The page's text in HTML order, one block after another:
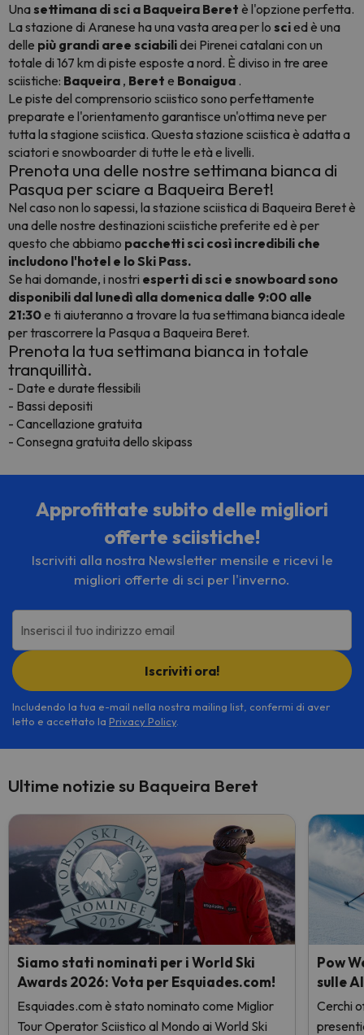
Unasettimana di sci a Baqueira Beret è l'opzione perfetta.
La stazione di Aranese ha una vasta area per lo scied è una
delle più grandi aree sciabilidei Pirenei catalani con un
totale di 167 km di piste esposte a nord. È diviso in tre aree
sciistiche: Baqueira , Beret e Bonaigua .
Le piste del comprensorio sciistico sono perfettamente
preparate e l'orientamento garantisce un'ottima neve per
tutta la stagione sciistica. Questa stazione sciistica è adatta a
sciatori e snowboarder di tutte le età e livelli.
Prenota una delle nostre settimana bianca di
Pasqua per sciare a Baqueira Beret!
Nel caso non lo sapessi, la stazione sciistica di Baqueira Beret è
una delle nostre destinazioni sciistiche preferite ed è per
questo che abbiamo pacchetti sci così incredibili che
includono l'hotel e lo Ski Pass.
Se hai domande, i nostri esperti di sci e snowboard sono
disponibili dal lunedì alla domenica dalle 9:00 alle
21:30e ti aiuteranno a trovare la tua settimana bianca ideale
per trascorrere la Pasqua a Baqueira Beret.
Prenota la tua settimana bianca in totale
tranquillità.
- Date e durate flessibili
- Bassi depositi
- Cancellazione gratuita
- Consegna gratuita dello skipass
Approfittate subito delle migliori
offerte sciistiche!
Iscriviti alla nostra Newsletter mensile e ricevi le
migliori offerte di sci per l'inverno.
Inserisci il tuo indirizzo email
Iscriviti ora!
Includendo la tua e-mail nella nostra mailing list, confermi di aver
letto e accettato la Privacy Policy.
Ultime notizie su Baqueira Beret
Siamo stati nominati per i World Ski
Awards 2026: Vota per Esquiades.com!
Esquiades.com è stato nominato come Miglior
Tour Operator Sciistico al Mondo ai World Ski
Pow
sulle
Cerchi